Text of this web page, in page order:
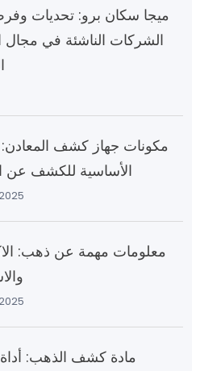
ميجا سكان برو: تحديات
الشركات الناشئة في مجال
مكونات جهاز كشف المعادن:
الأساسية للكشف عن
معلومات مهمة عن ذهب: